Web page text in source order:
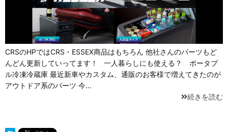
CRSのHPではCRS・ESSEX商品はもちろん 他社さんのパーツもど
んどん更新していってます！ 一人暮らしにも使える？ ポータブ
ル冷凍冷蔵庫 最近新車やカスタム、通販のお客様で増えてきたのが
アウトドア系のパーツ 今…
続きを読む